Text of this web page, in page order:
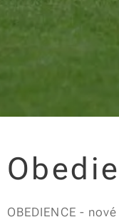
OBEDIENCE -